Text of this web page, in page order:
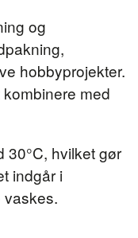
og
hobbyprojekter.
med
30°C, hvilket gør
indgår i
vaskes.